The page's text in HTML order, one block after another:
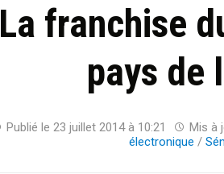
La franchise
pays de
Publié le 23 juillet 2014 à 10:21
Mis à
électronique /